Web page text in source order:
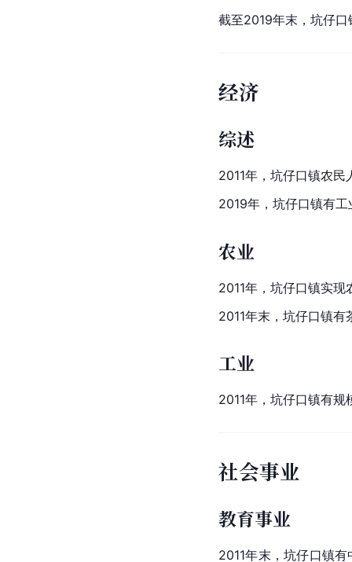
截至2019年末，坑仔口
经济
综述
2011年，坑仔口镇农
2019年，坑仔口镇有
农业
2011年，坑仔口镇实现
2011年末，坑仔口镇
工业
2011年，坑仔口镇有规
社会事业
教育事业
2011年末，坑仔口镇